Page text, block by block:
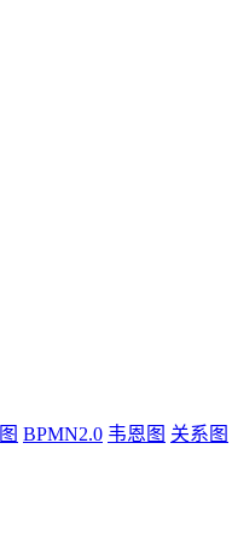
BPMN2.0 韦恩图 关系图